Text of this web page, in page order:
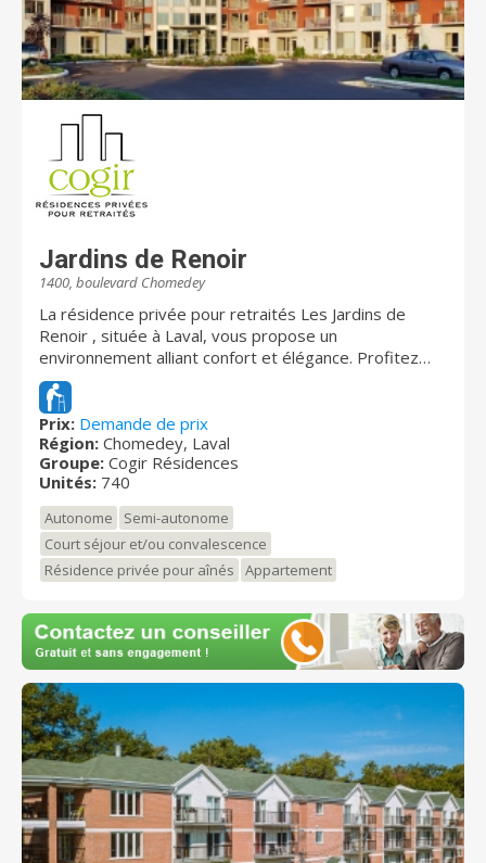
amitiés entre résidents et ensoleiller vos journées.
Prenez rendez-vous dès maintenant pour une visite
des lieux!
Jardins de Renoir
1400, boulevard Chomedey
La résidence privée pour retraités Les Jardins de
Renoir , située à Laval, vous propose un
environnement alliant confort et élégance. Profitez
des magnifiques jardins aménagés pour vous
détendre ou pour jouer une partie de mini-golf en
famille ou entre amis ! Avec ses grands appartements
lumineux, ses nombreux services offerts à la carte et
ses spectacles, la résidence vous charmera !
Prix: Demande de prix
Région: Chomedey, Laval
Groupe: Cogir Résidences
Unités: 740
Autonome
Semi-autonome
Court séjour et/ou convalescence
Résidence privée pour aînés
Appartement